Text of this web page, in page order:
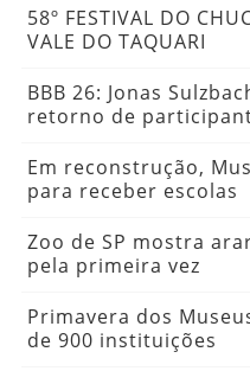
58º FESTIVAL DO
VALE DO TAQUARI
BBB 26: Jonas
retorno de
Em reconstrução,
para receber escolas
Zoo de SP mostra
pela primeira vez
Primavera dos
de 900 instituições